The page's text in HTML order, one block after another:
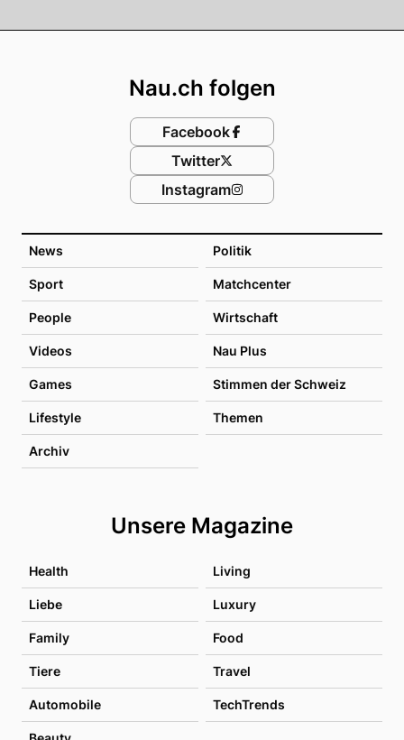
News Politik
Sport Matchcenter
People Wirtschaft
Videos Nau Plus
Games Stimmen der Schweiz
Lifestyle Themen
Archiv
Unsere Magazine
Health Living
Liebe Luxury
Family Food
Tiere Travel
Automobile TechTrends
Nau.ch folgen
Facebook
Twitter
Instagram